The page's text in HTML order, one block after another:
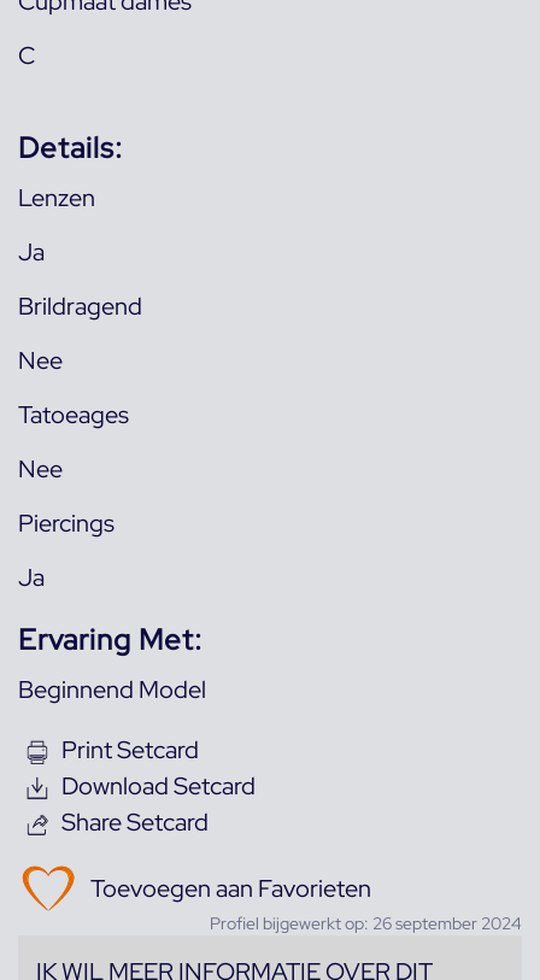
C
Details:
Lenzen
Ja
Brildragend
Nee
Tatoeages
Nee
Piercings
Ja
Ervaring Met:
Beginnend Model
Print Setcard
Download Setcard
Share Setcard
Toevoegen aan Favorieten
Profiel bijgewerkt op: 26 september 2024
IK WIL MEER INFORMATIE OVER DIT